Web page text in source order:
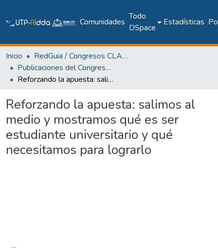
Comunidades
Todo
DSpace
Estadísticas
Inicio
RedGuia / Congresos CLABES
Publicaciones del Congreso Internacional CLABES
Reforzando la apuesta: salimos al medio y mostramos qué es ser estudiante universitario y qué necesitamos para lograrlo
Reforzando la apuesta: salimos al
medio y mostramos qué es ser
estudiante universitario y qué
necesitamos para lograrlo